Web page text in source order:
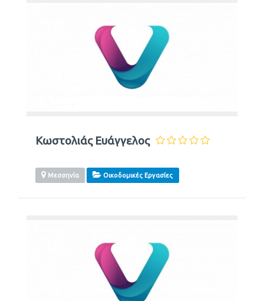
Κωστολιάς Ευάγγελος
Μεσσηνία Οικοδομικές Εργασίες